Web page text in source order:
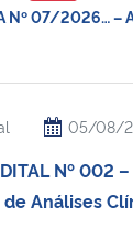
Nº 07/2026… –
05/08/
Nº 002 –
Análises